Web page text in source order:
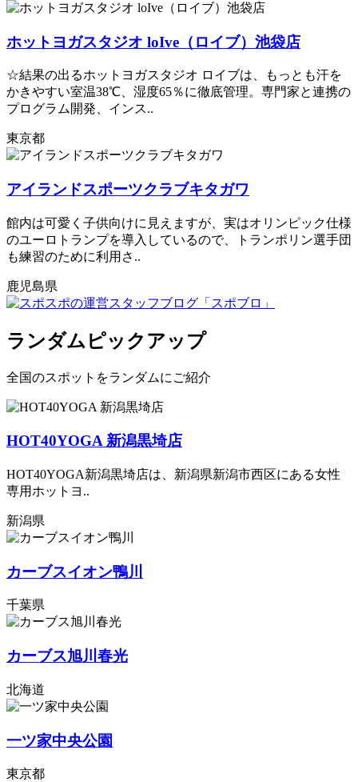
ホットヨガスタジオ loIve（ロイブ）池袋店
☆結果の出るホットヨガスタジオ ロイブは、もっとも汗を
かきやすい室温38℃、湿度65％に徹底管理。専門家と連携の
プログラム開発、インス..
東京都
アイランドスポーツクラブキタガワ
館内は可愛く子供向けに見えますが、実はオリンピック仕様
のユーロトランプを導入しているので、トランポリン選手団
も練習のために利用さ..
鹿児島県
ランダムピックアップ
全国のスポットをランダムにご紹介
HOT40YOGA 新潟黒埼店
HOT40YOGA新潟黒埼店は、新潟県新潟市西区にある女性
専用ホットヨ..
新潟県
カーブスイオン鴨川
千葉県
カーブス旭川春光
北海道
一ツ家中央公園
東京都